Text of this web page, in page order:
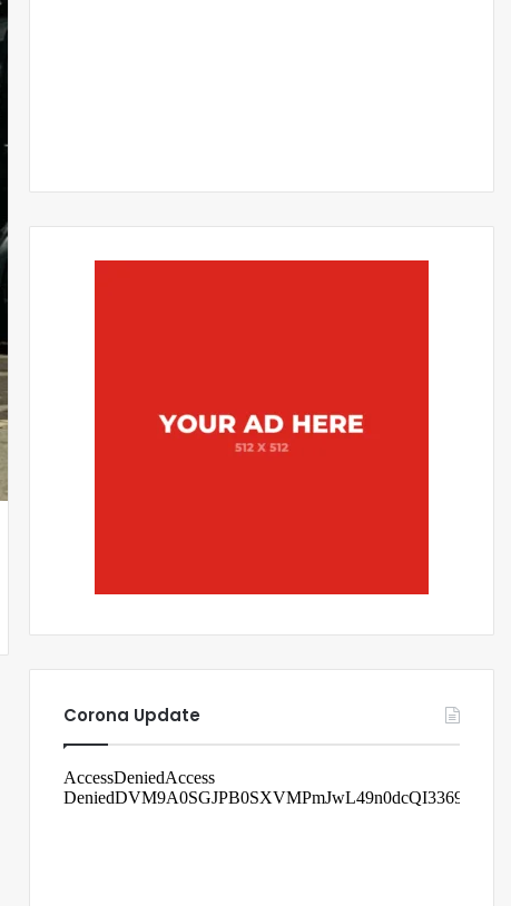
Corona Update